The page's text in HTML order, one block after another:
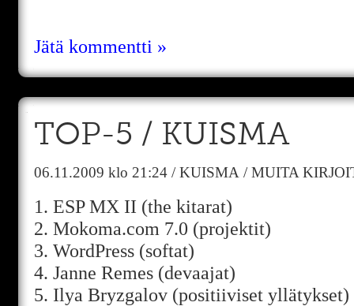
Jätä kommentti »
TOP-5 / KUISMA
06.11.2009 klo 21:24 /KUISMA /MUITA
1. ESP MX II (the kitarat)
2. Mokoma.com 7.0 (projektit)
3. WordPress (softat)
4. Janne Remes (devaajat)
5. Ilya Bryzgalov (positiiviset yllätykset)